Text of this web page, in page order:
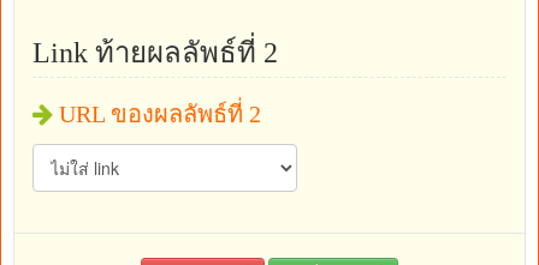
Link ท้ายผลลัพธ์ที่ 2
URL ของผลลัพธ์ที่ 2